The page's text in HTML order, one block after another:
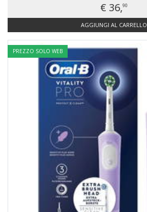
€ 36,90
AGGIUNGI AL CARRELLO
PREZZO SOLO WEB